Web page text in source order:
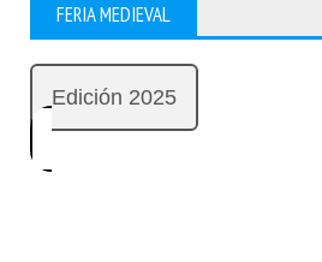
FERIA MEDIEVAL
Edición 2025